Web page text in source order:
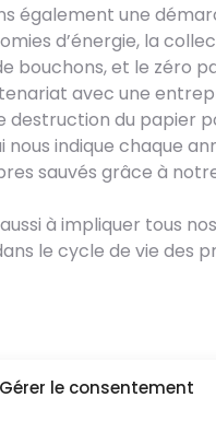
Gérer le consentement
également une
d’énergie, la
bouchons, et le zéro
avec une
destruction du papier
nous indique chaque
sauvés grâce à
à impliquer tous nos
le cycle de vie des